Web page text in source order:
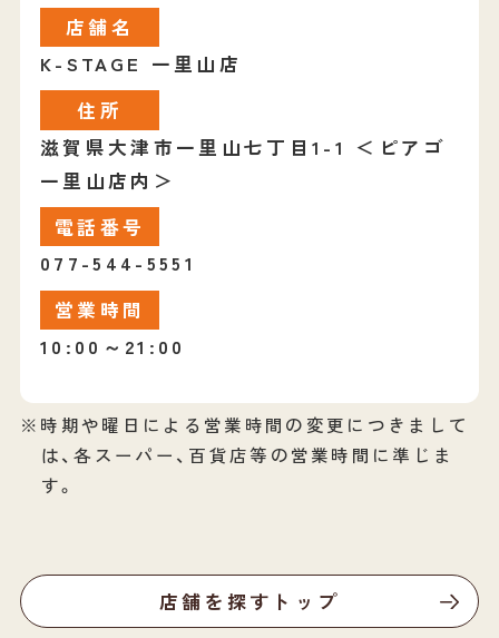
店舗名
K-STAGE 一里山店
住所
滋賀県大津市一里山七丁目1-1 ＜ピアゴ
一里山店内＞
電話番号
077-544-5551
営業時間
10:00～21:00
※時期や曜日による営業時間の変更につきまして
は、各スーパー、百貨店等の営業時間に準じま
す。
店舗を探すトップ